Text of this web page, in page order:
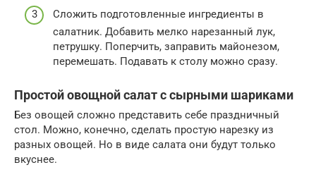
Сложить подготовленные ингредиенты в
салатник. Добавить мелко нарезанный лук,
петрушку. Поперчить, заправить майонезом,
перемешать. Подавать к столу можно сразу.
Простой овощной салат с сырными шариками
Без овощей сложно представить себе праздничный
стол. Можно, конечно, сделать простую нарезку из
разных овощей. Но в виде салата они будут только
вкуснее.